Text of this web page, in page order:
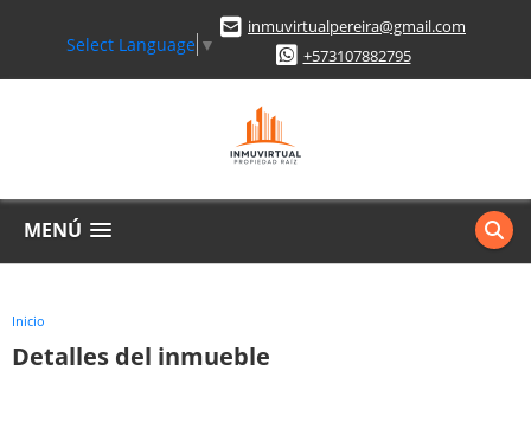
Select Language ▼
inmuvirtualpereira@gmail.com
+573107882795
MENÚ
Inicio
Detalles del inmueble